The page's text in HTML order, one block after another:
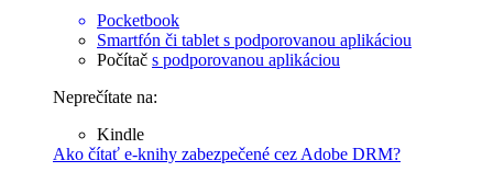
Pocketbook
Smartfón či tablet s podporovanou aplikáciou
Počítač s podporovanou aplikáciou
Neprečítate na:
Kindle
Ako čítať e-knihy zabezpečené cez Adobe DRM?